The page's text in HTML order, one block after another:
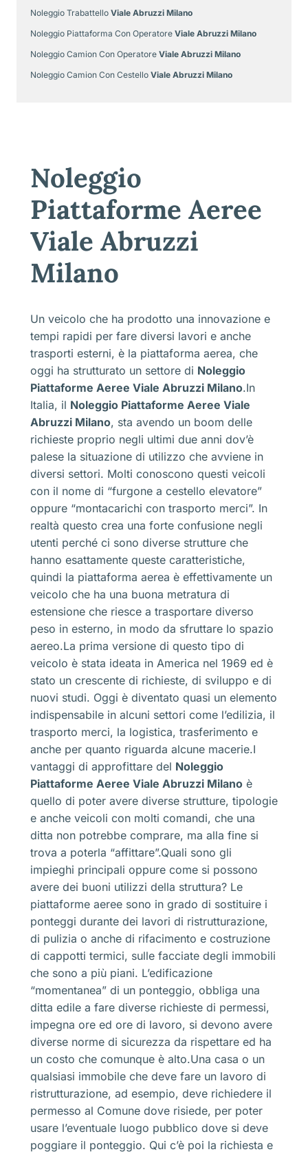
Noleggio Trabattello Viale Abruzzi Milano
Noleggio Piattaforma Con Operatore Viale Abruzzi Milano
Noleggio Camion Con Operatore Viale Abruzzi Milano
Noleggio Camion Con Cestello Viale Abruzzi Milano
Noleggio
Piattaforme Aeree
Viale Abruzzi
Milano
Un veicolo che ha prodotto una innovazione e
tempi rapidi per fare diversi lavori e anche
trasporti esterni, è la piattaforma aerea, che
oggi ha strutturato un settore di Noleggio
Piattaforme Aeree Viale Abruzzi Milano.In
Italia, il Noleggio Piattaforme Aeree Viale
Abruzzi Milano, sta avendo un boom delle
richieste proprio negli ultimi due anni dov’è
palese la situazione di utilizzo che avviene in
diversi settori. Molti conoscono questi veicoli
con il nome di “furgone a cestello elevatore”
oppure “montacarichi con trasporto merci”. In
realtà questo crea una forte confusione negli
utenti perché ci sono diverse strutture che
hanno esattamente queste caratteristiche,
quindi la piattaforma aerea è effettivamente un
veicolo che ha una buona metratura di
estensione che riesce a trasportare diverso
peso in esterno, in modo da sfruttare lo spazio
aereo.La prima versione di questo tipo di
veicolo è stata ideata in America nel 1969 ed è
stato un crescente di richieste, di sviluppo e di
nuovi studi. Oggi è diventato quasi un elemento
indispensabile in alcuni settori come l’edilizia, il
trasporto merci, la logistica, trasferimento e
anche per quanto riguarda alcune macerie.I
vantaggi di approfittare del Noleggio
Piattaforme Aeree Viale Abruzzi Milano è
quello di poter avere diverse strutture, tipologie
e anche veicoli con molti comandi, che una
ditta non potrebbe comprare, ma alla fine si
trova a poterla “affittare”.Quali sono gli
impieghi principali oppure come si possono
avere dei buoni utilizzi della struttura? Le
piattaforme aeree sono in grado di sostituire i
ponteggi durante dei lavori di ristrutturazione,
di pulizia o anche di rifacimento e costruzione
di cappotti termici, sulle facciate degli immobili
che sono a più piani. L’edificazione
“momentanea” di un ponteggio, obbliga una
ditta edile a fare diverse richieste di permessi,
impegna ore ed ore di lavoro, si devono avere
diverse norme di sicurezza da rispettare ed ha
un costo che comunque è alto.Una casa o un
qualsiasi immobile che deve fare un lavoro di
ristrutturazione, ad esempio, deve richiedere il
permesso al Comune dove risiede, per poter
usare l’eventuale luogo pubblico dove si deve
poggiare il ponteggio. Qui c’è poi la richiesta e